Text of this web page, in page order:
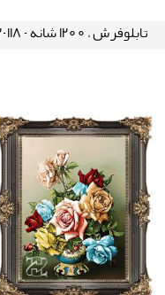
تابلوفرش ، 1200 شانه - 118-2